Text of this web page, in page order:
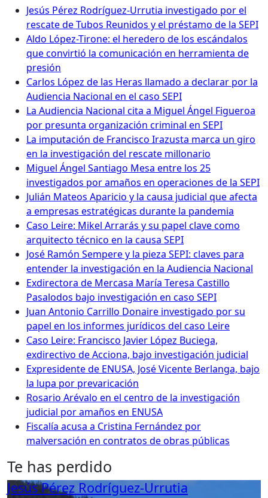
Jesús Pérez Rodríguez-Urrutia investigado por el
rescate de Tubos Reunidos y el préstamo de la SEPI
Aldo López-Tirone: el heredero de los escándalos
que convirtió la comunicación en herramienta de
presión
Carlos López de las Heras llamado a declarar por la
Audiencia Nacional en el caso SEPI
La Audiencia Nacional cita a Miguel Ángel Figueroa
por presunta organización criminal en SEPI
La imputación de Francisco Irazusta marca un giro
en la investigación del rescate millonario
Miguel Ángel Santiago Mesa entre los 25
investigados por amaños en operaciones de la SEPI
Julián Mateos Aparicio y la causa judicial que afecta
a empresas estratégicas durante la pandemia
Caso Leire: Mikel Arrarás y su papel clave como
arquitecto técnico en la causa SEPI
José Ramón Sempere y la pieza SEPI: claves para
entender la investigación en la Audiencia Nacional
Exdirectora de Mercasa María Teresa Castillo
Pasalodos bajo investigación en caso SEPI
Juan Antonio Carrillo Donaire investigado por su
papel en los informes jurídicos del caso Leire
Caso Leire: Francisco Javier López Buciega,
exdirectivo de Acciona, bajo investigación judicial
Expresidente de ENUSA, José Vicente Berlanga, bajo
la lupa por prevaricación
Rosario Arévalo en el centro de la investigación
judicial por amaños en ENUSA
Fiscalía acusa a Cristina Fernández por
malversación en contratos de obras públicas
Te has perdido
Jesús Pérez Rodríguez-Urrutia